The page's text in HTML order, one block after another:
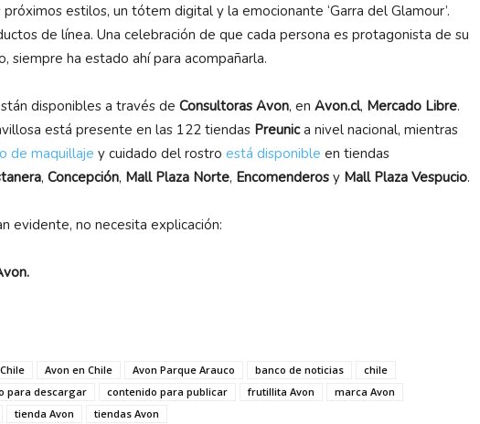
estilos, un tótem digital y la emocionante ‘Garra del Glamour’.
de línea. Una celebración de que cada persona es protagonista de su
siempre ha estado ahí para acompañarla.
disponibles a través de Consultoras Avon, en Avon.cl, Mercado Libre.
está presente en las 122 tiendas Preunica nivel nacional, mientras
de maquillaje y cuidado del rostro está disponible en tiendas
, Concepción, Mall Plaza Norte, Encomenderos y Mall Plaza Vespucio.
evidente, no necesita explicación:
Avon en Chile Avon Parque Arauco banco de noticias
chile
para descargar contenido para publicar frutillita Avon
marca Avon
tienda Avon tiendas Avon